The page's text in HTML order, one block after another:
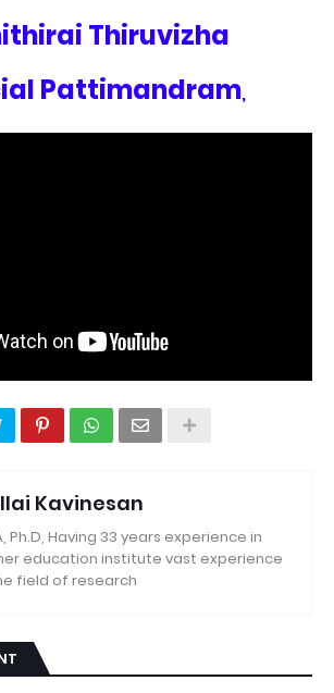
Thiruvizha
Pattimandram,
Kavinesan
Ph.D, Having 33 years experience in
education institute vast experience
field of research